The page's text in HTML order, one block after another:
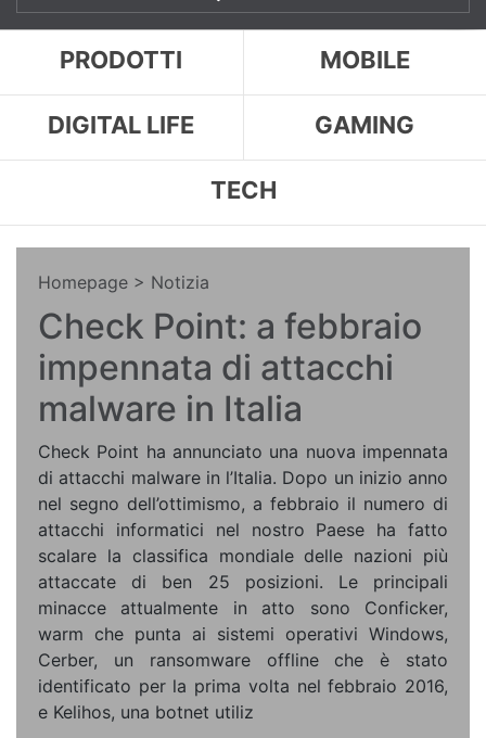
PRODOTTI MOBILE
DIGITAL LIFE GAMING
TECH
Homepage > Notizia
Check Point: a febbraio
impennata di attacchi
malware in Italia
Check Point ha annunciato una nuova impennata
di attacchi malware in l’Italia. Dopo un inizio anno
nel segno dell’ottimismo, a febbraio il numero di
attacchi informatici nel nostro Paese ha fatto
scalare la classifica mondiale delle nazioni più
attaccate di ben 25 posizioni. Le principali
minacce attualmente in atto sono Conficker,
warm che punta ai sistemi operativi Windows,
Cerber, un ransomware offline che è stato
identificato per la prima volta nel febbraio 2016,
e Kelihos, una botnet utiliz